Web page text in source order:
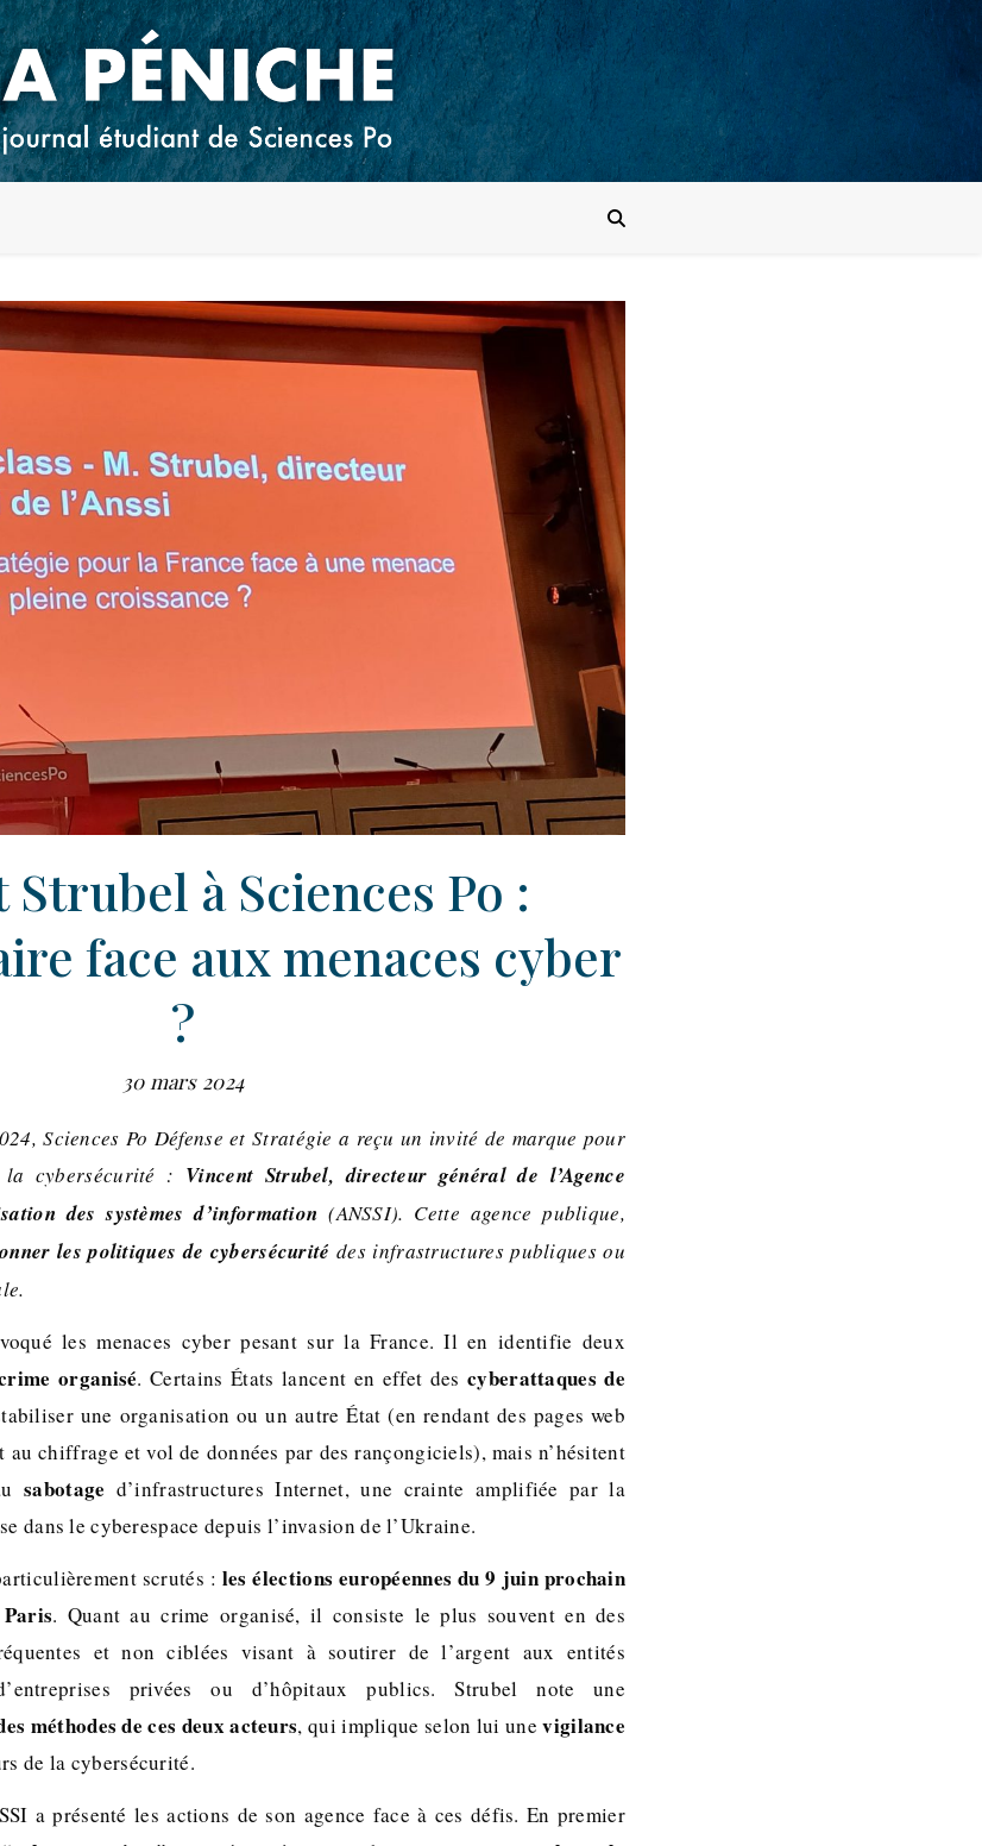
à Sciences Po :
face aux menaces cyber
?
30 mars 2024
Sciences Po Défense et Stratégie a reçu un invité de marque pour
cybersécurité : Vincent Strubel, directeur général de l’Agence
des systèmes d’information (ANSSI). Cette agence publique,
les politiques de cybersécuritédes infrastructures publiques ou
les menaces cyber pesant sur la France. Il en identifie deux
organisé. Certains États lancent en effet descyberattaques de
une organisation ou un autre État (en rendant des pages web
au chiffrage et vol de données par des rançongiciels), mais n’hésitent
sabotage d’infrastructures Internet, une crainte amplifiée par la
dans le cyberespace depuis l’invasion de l’Ukraine.
scrutés : les élections européennes du 9 juin prochain
. Quant au crime organisé, il consiste le plus souvent en des
et non ciblées visant à soutirer de l’argent aux entités
privées ou d’hôpitaux publics. Strubel note une
méthodes de ces deux acteurs, qui implique selon lui unevigilance
de la cybersécurité.
a présenté les actions de son agence face à ces défis. En premier